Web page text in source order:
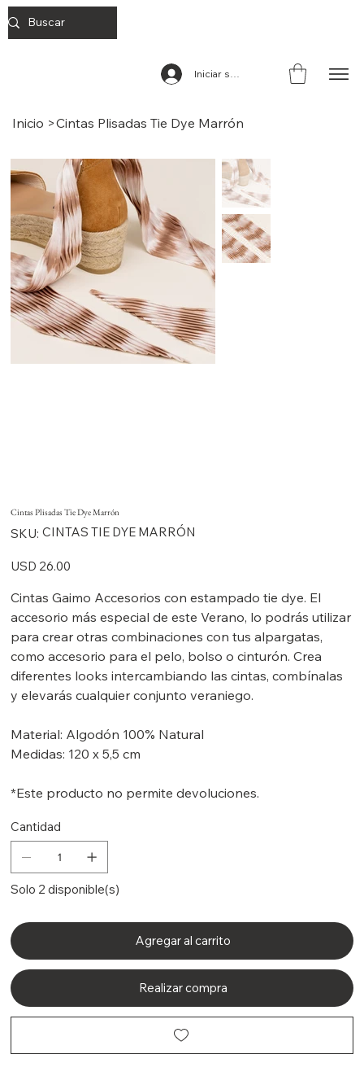
Iniciar sesión
Inicio >Cintas Plisadas Tie Dye Marrón
Cintas Plisadas Tie Dye Marrón
SKU: SKU
CINTAS
MARRÓN
CINTAS TIE DYE MARRÓN
Precio
USD 26.00
Cintas Gaimo Accesorios con estampado tie dye. El
accesorio más especial de este Verano, lo podrás utilizar
para crear otras combinaciones con tus alpargatas,
como accesorio para el pelo, bolso o cinturón. Crea
diferentes looks intercambiando las cintas, combínalas
y elevarás cualquier conjunto veraniego.
Material: Algodón 100% Natural
Medidas: 120 x 5,5 cm
*Este producto no permite devoluciones.
Cantidad
Solo 2 disponible(s)
Agregar al carrito
Realizar compra